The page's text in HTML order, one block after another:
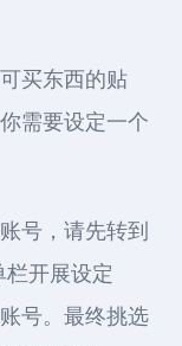
买东西的贴
需要设定一个
号，请先转到
栏开展设定
号。最终挑选